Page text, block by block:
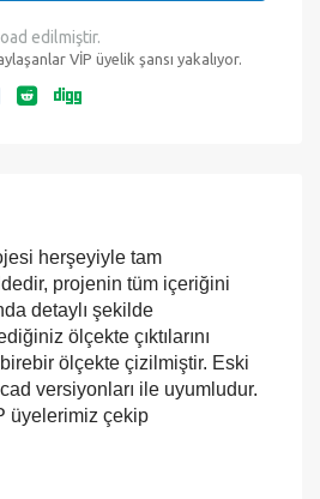
edilmiştir.
VİP üyelik şansı yakalıyor.
herşeyiyle tam
projenin tüm içeriğini
detaylı şekilde
ölçekte çıktılarını
ölçekte çizilmiştir. Eski
versiyonları ile uyumludur.
üyelerimiz çekip